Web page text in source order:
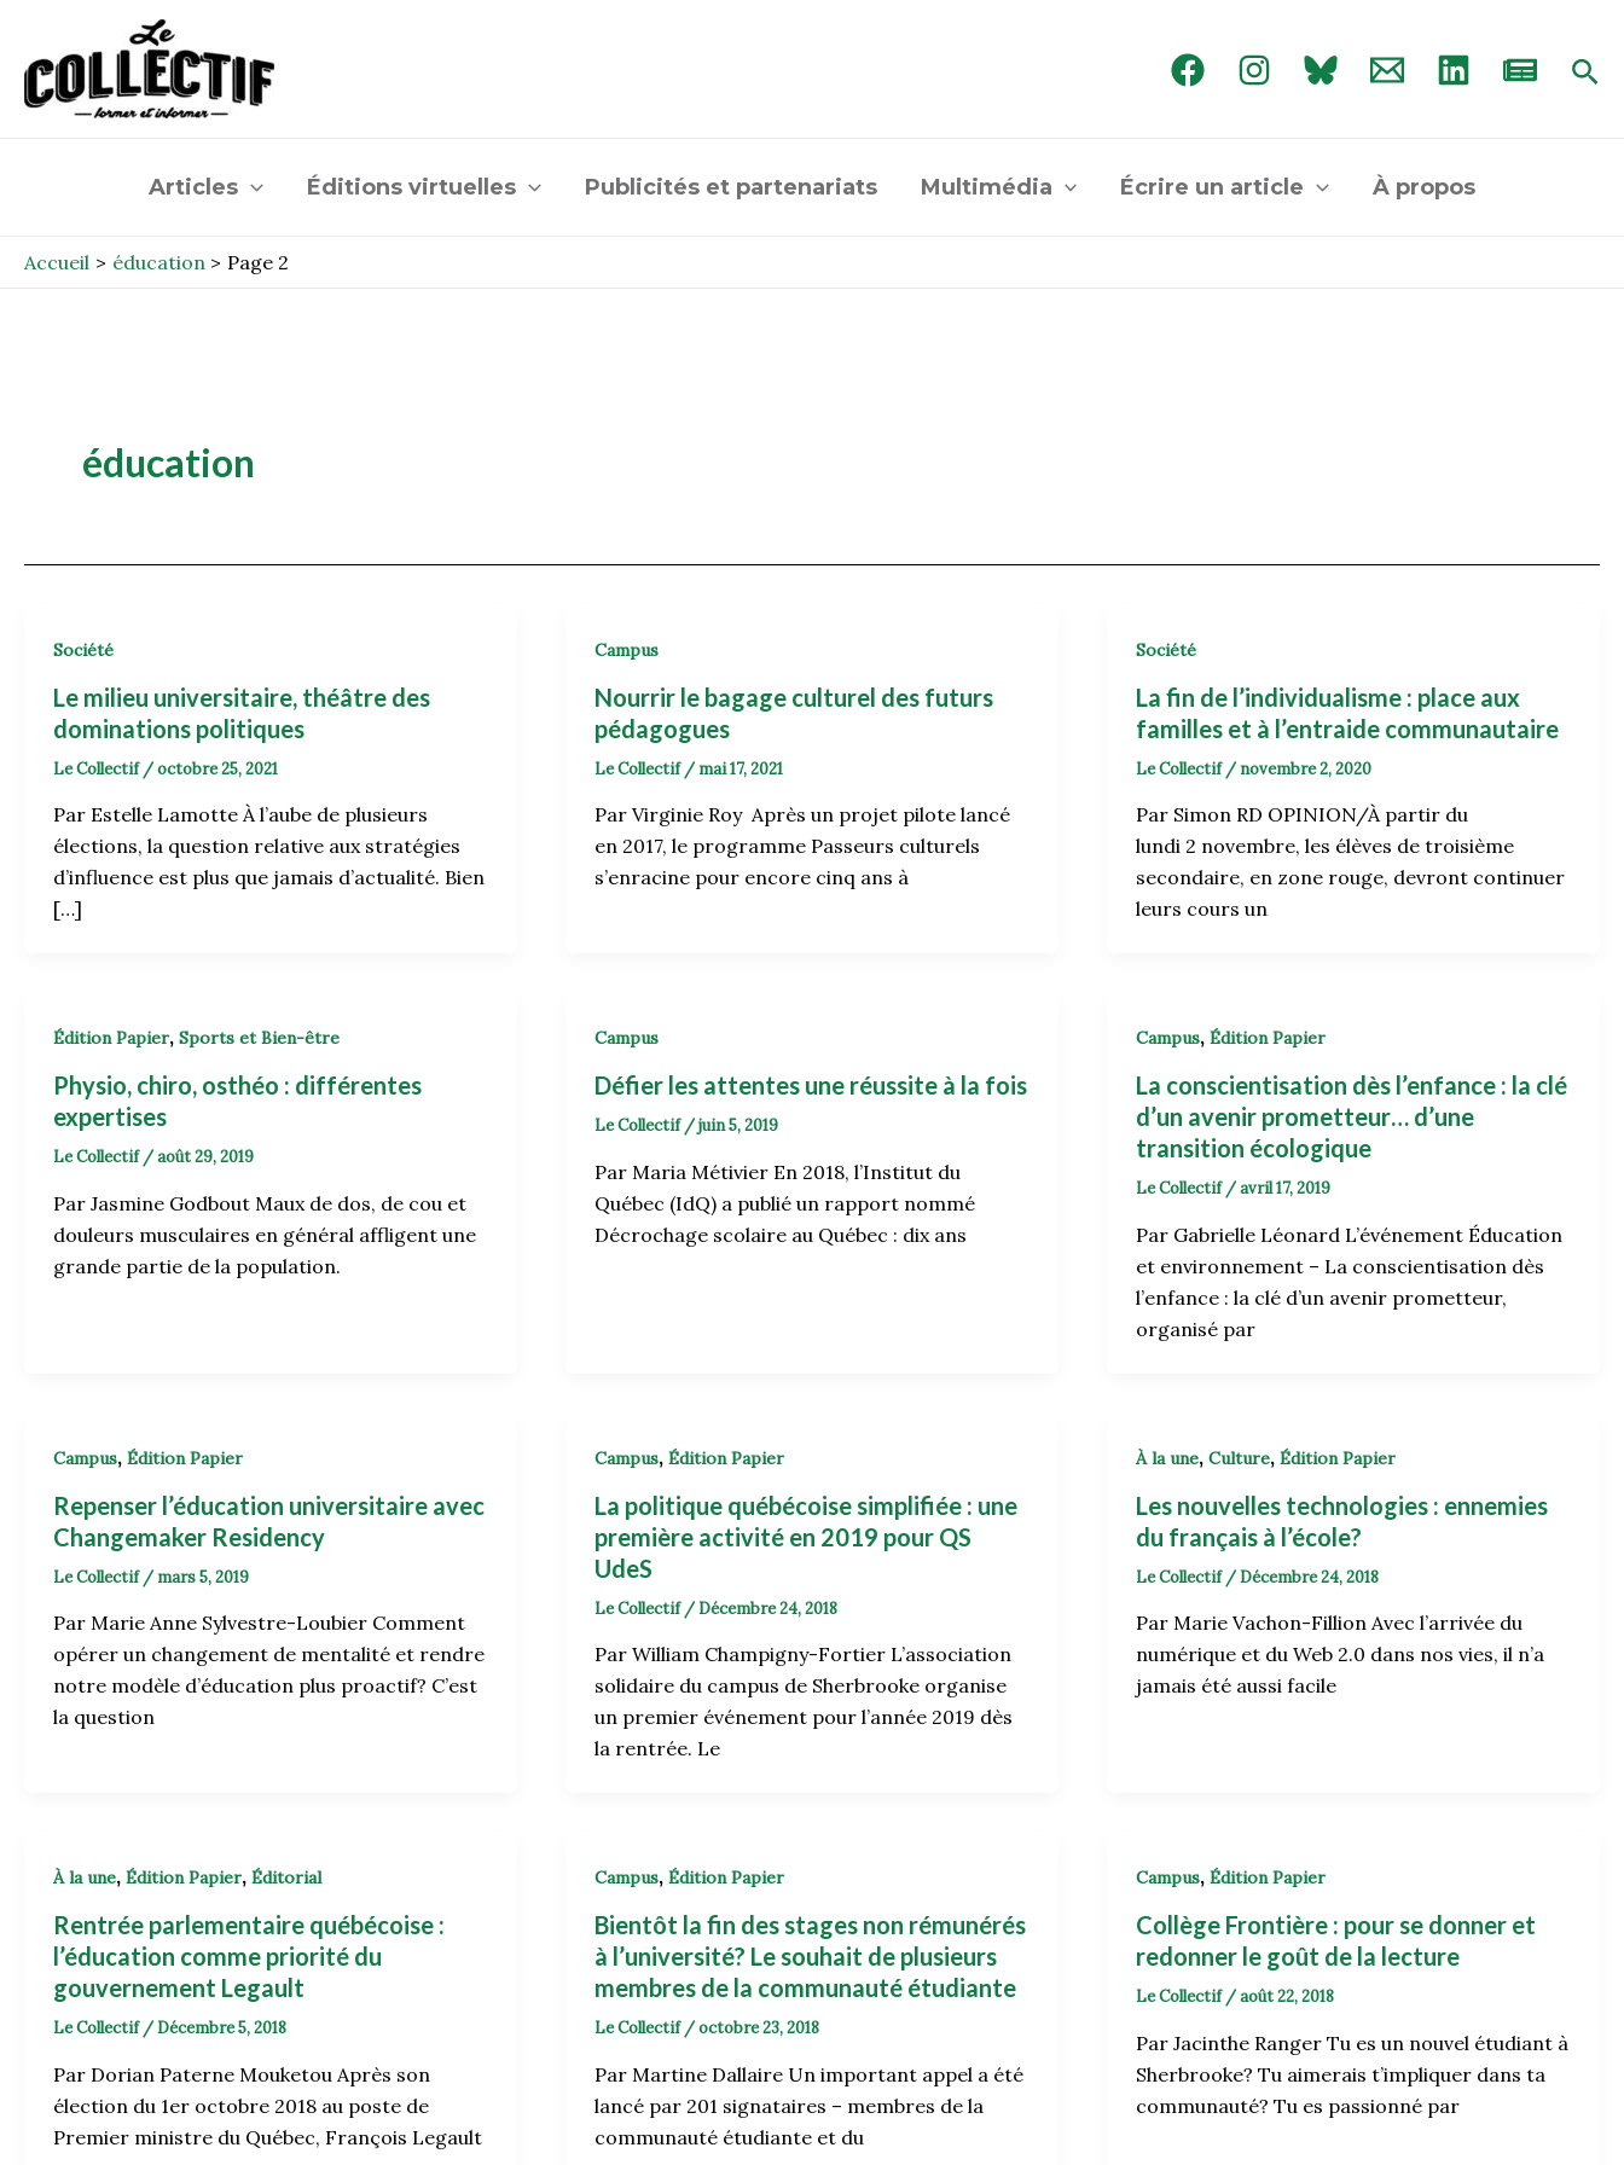
contenu
Articles Éditions virtuelles Publicités et partenariats Multimédia Écrire un article À propos
Accueil éducation Page 2
éducation
Société
Le milieu universitaire, théâtre des
dominations politiques
Le Collectif /octobre 25, 2021
Par Estelle Lamotte À l’aube de plusieurs
élections, la question relative aux stratégies
d’influence est plus que jamais d’actualité. Bien
[…]
Campus
Nourrir le bagage culturel des futurs
pédagogues
Le Collectif / mai 17, 2021
Par Virginie Roy Après un projet pilote lancé
en 2017, le programme Passeurs culturels
s’enracine pour encore cinq ans à
Société
La fin de l’individualisme : place aux
familles et à l’entraide communautaire
Le Collectif / novembre 2, 2020
Par Simon RD OPINION/À partir du
lundi 2 novembre, les élèves de troisième
secondaire, en zone rouge, devront continuer
leurs cours un
Édition Papier, Sports et Bien-être
Physio, chiro, osthéo : différentes
expertises
Le Collectif /août 29, 2019
Par Jasmine Godbout Maux de dos, de cou et
douleurs musculaires en général affligent une
grande partie de la population.
Campus
Défier les attentes une réussite à la fois
Le Collectif /juin 5, 2019
Par Maria Métivier En 2018, l’Institut du
Québec (IdQ) a publié un rapport nommé
Décrochage scolaire au Québec : dix ans
Campus, Édition Papier
La conscientisation dès l’enfance : la clé
d’un avenir prometteur… d’une
transition écologique
Le Collectif /avril 17, 2019
Par Gabrielle Léonard L’événement Éducation
et environnement – La conscientisation dès
l’enfance : la clé d’un avenir prometteur,
organisé par
Campus, Édition Papier
Repenser l’éducation universitaire avec
Changemaker Residency
Le Collectif / mars 5, 2019
Par Marie Anne Sylvestre-Loubier Comment
opérer un changement de mentalité et rendre
notre modèle d’éducation plus proactif? C’est
la question
Campus, Édition Papier
La politique québécoise simplifiée : une
première activité en 2019 pour QS
UdeS
Le Collectif /Décembre 24, 2018
Par William Champigny-Fortier L’association
solidaire du campus de Sherbrooke organise
un premier événement pour l’année 2019 dès
la rentrée. Le
À la une, Culture, Édition Papier
Les nouvelles technologies : ennemies
du français à l’école?
Le Collectif /Décembre 24, 2018
Par Marie Vachon-Fillion Avec l’arrivée du
numérique et du Web 2.0 dans nos vies, il n’a
jamais été aussi facile
À la une, Édition Papier, Éditorial
Rentrée parlementaire québécoise :
l’éducation comme priorité du
gouvernement Legault
Le Collectif /Décembre 5, 2018
Par Dorian Paterne Mouketou Après son
élection du 1er octobre 2018 au poste de
Premier ministre du Québec, François Legault
Campus, Édition Papier
Bientôt la fin des stages non rémunérés
à l’université? Le souhait de plusieurs
membres de la communauté étudiante
Le Collectif /octobre 23, 2018
Par Martine Dallaire Un important appel a été
lancé par 201 signataires – membres de la
communauté étudiante et du
Campus, Édition Papier
Collège Frontière : pour se donner et
redonner le goût de la lecture
Le Collectif /août 22, 2018
Par Jacinthe Ranger Tu es un nouvel étudiant à
Sherbrooke? Tu aimerais t’impliquer dans ta
communauté? Tu es passionné par
pagination